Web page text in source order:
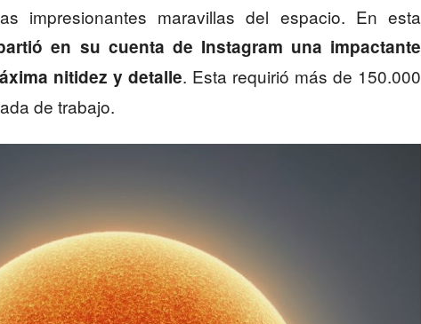
impresionantes maravillas del espacio. En esta
en su cuenta de Instagram una impactante
nitidez y detalle. Esta requirió más de 150.000
de trabajo.